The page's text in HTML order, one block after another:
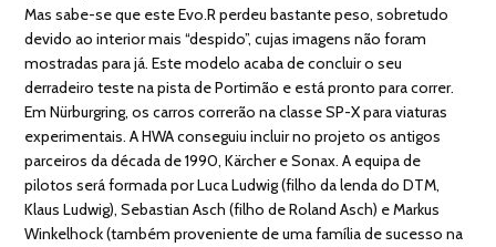
Mas sabe-se que este Evo.R perdeu bastante peso, sobretudo
devido ao interior mais “despido”, cujas imagens não foram
mostradas para já. Este modelo acaba de concluir o seu
derradeiro teste na pista de Portimão e está pronto para correr.
Em Nürburgring, os carros correrão na classe SP-X para viaturas
experimentais. A HWA conseguiu incluir no projeto os antigos
parceiros da década de 1990, Kärcher e Sonax. A equipa de
pilotos será formada por Luca Ludwig (filho da lenda do DTM,
Klaus Ludwig), Sebastian Asch (filho de Roland Asch) e Markus
Winkelhock (também proveniente de uma família de sucesso na